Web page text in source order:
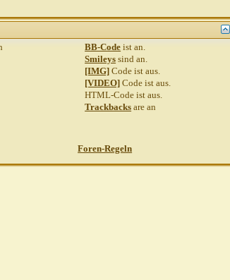
BB-Code istan.
Smileys sindan.
[IMG] Code istaus.
[VIDEO] Code istaus.
HTML-Code istaus.
Trackbacks arean
Foren-Regeln